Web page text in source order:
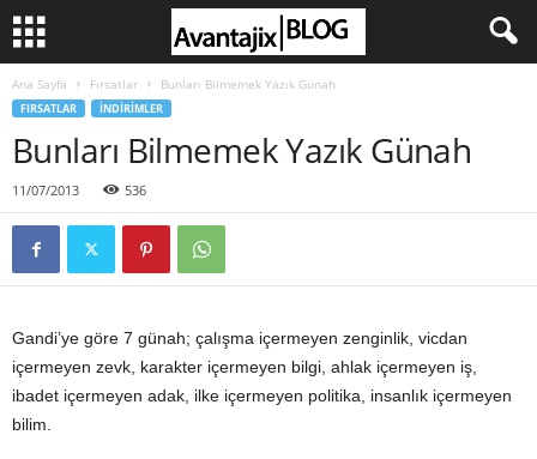
Ana Sayfa Fırsatlar Bunları Bilmemek Yazık Günah
FIRSATLAR İNDIRIMLER
Bunları Bilmemek Yazık Günah
11/07/2013 536
Gandi’ye göre 7 günah; çalışma içermeyen zenginlik, vicdan
içermeyen zevk, karakter içermeyen bilgi, ahlak içermeyen iş,
ibadet içermeyen adak, ilke içermeyen politika, insanlık içermeyen
bilim.